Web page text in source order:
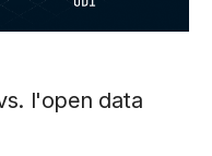
l'open data